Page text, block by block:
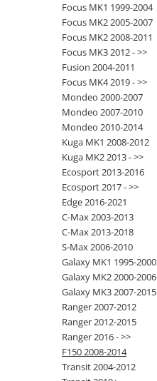
Focus MK1 1999-2004
Focus MK2 2005-2007
Focus MK2 2008-2011
Focus MK3 2012 - >>
Fusion 2004-2011
Focus MK4 2019 - >>
Mondeo 2000-2007
Mondeo 2007-2010
Mondeo 2010-2014
Kuga MK1 2008-2012
Kuga MK2 2013 - >>
Ecosport 2013-2016
Ecosport 2017 - >>
Edge 2016-2021
C-Max 2003-2013
C-Max 2013-2018
S-Max 2006-2010
Galaxy MK1 1995-2000
Galaxy MK2 2000-2006
Galaxy MK3 2007-2015
Ranger 2007-2012
Ranger 2012-2015
Ranger 2016 - >>
F150 2008-2014
Transit 2004-2012